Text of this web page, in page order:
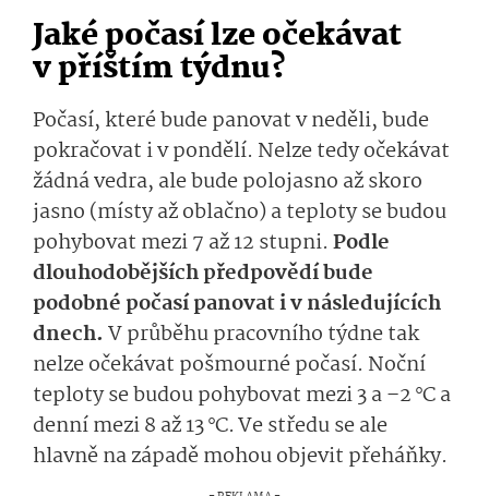
Jaké počasí lze očekávat
v příštím týdnu?
Počasí, které bude panovat v neděli, bude
pokračovat i v pondělí. Nelze tedy očekávat
žádná vedra, ale bude polojasno až skoro
jasno (místy až oblačno) a teploty se budou
pohybovat mezi 7 až 12 stupni. Podle
dlouhodobějších předpovědí bude
podobné počasí panovat i v následujících
dnech. V průběhu pracovního týdne tak
nelze očekávat pošmourné počasí. Noční
teploty se budou pohybovat mezi 3 a –2 °C a
denní mezi 8 až 13 °C.Ve středu se ale
hlavně na západě mohou objevit přeháňky.